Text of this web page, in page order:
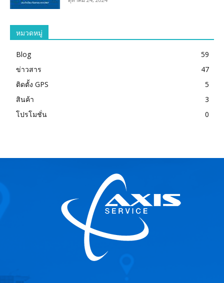
หมวดหมู่
Blog
59
ข่าวสาร
47
ติดตั้ง GPS
5
สินค้า
3
โปรโมชั่น
0